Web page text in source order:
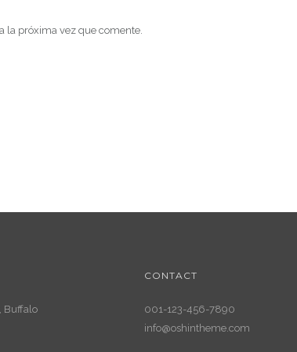
la próxima vez que comente.
Buffalo
CONTACT
001-123-456-7890
info@oshintheme.com